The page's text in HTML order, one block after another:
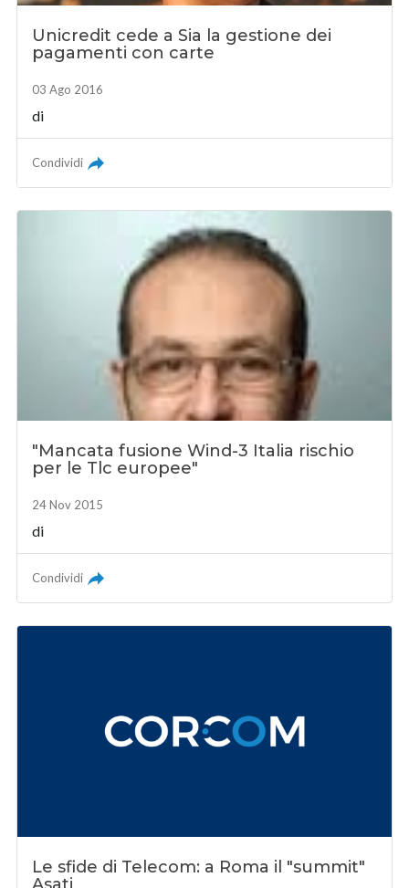
Unicredit cede a Sia la gestione dei
pagamenti con carte
03 Ago 2016
di
Condividi
"Mancata fusione Wind-3 Italia rischio
per le Tlc europee"
24 Nov 2015
di
Condividi
Le sfide di Telecom: a Roma il "summit"
Asati